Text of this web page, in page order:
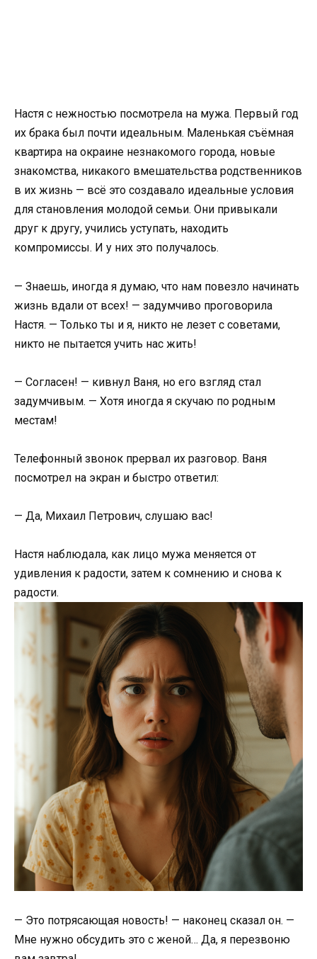
Настя с нежностью посмотрела на мужа. Первый год
их брака был почти идеальным. Маленькая съёмная
квартира на окраине незнакомого города, новые
знакомства, никакого вмешательства родственников
в их жизнь — всё это создавало идеальные условия
для становления молодой семьи. Они привыкали
друг к другу, учились уступать, находить
компромиссы. И у них это получалось.
— Знаешь, иногда я думаю, что нам повезло начинать
жизнь вдали от всех! — задумчиво проговорила
Настя. — Только ты и я, никто не лезет с советами,
никто не пытается учить нас жить!
— Согласен! — кивнул Ваня, но его взгляд стал
задумчивым. — Хотя иногда я скучаю по родным
местам!
Телефонный звонок прервал их разговор. Ваня
посмотрел на экран и быстро ответил:
— Да, Михаил Петрович, слушаю вас!
Настя наблюдала, как лицо мужа меняется от
удивления к радости, затем к сомнению и снова к
радости.
— Это потрясающая новость! — наконец сказал он. —
Мне нужно обсудить это с женой… Да, я перезвоню